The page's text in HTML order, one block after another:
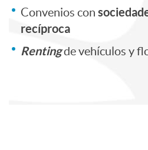
e
s
n
c
Convenios con
recíproca
Rentingde vehículos y